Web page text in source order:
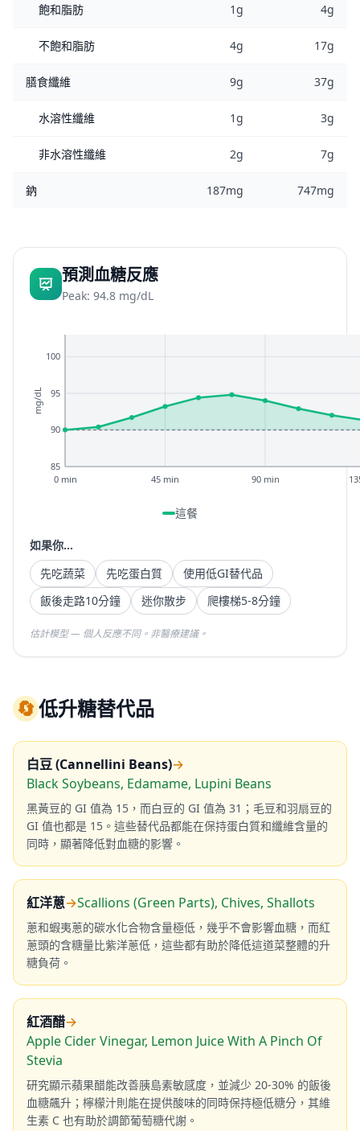
飽和脂肪 1g 4g
不飽和脂肪 4g 17g
膳食纖維 9g 37g
水溶性纖維 1g 3g
非水溶性纖維 2g 7g
鈉 187mg 747mg
預測血糖反應
Peak: 94.8 mg/dL
85
90
95
100
0 min 45 min 90 min
mg/dL
這餐
如果你...
先吃蔬菜
先吃蛋白質
使用低GI替代品
飯後走路10分鐘
迷你散步 爬樓梯5-8分鐘
估計模型 — 個人反應不同。非醫療建議。
🔄低升糖替代品
白豆 (Cannellini Beans)→
Black Soybeans, Edamame, Lupini Beans
黑黃豆的 GI 值為 15，而白豆的 GI 值為 31；毛豆和羽扇豆的
GI 值也都是 15。這些替代品都能在保持蛋白質和纖維含量的
同時，顯著降低對血糖的影響。
紅洋蔥→Scallions (Green Parts), Chives, Shallots
蔥和蝦夷蔥的碳水化合物含量極低，幾乎不會影響血糖，而紅
蔥頭的含糖量比紫洋蔥低，這些都有助於降低這道菜整體的升
糖負荷。
紅酒醋→
Apple Cider Vinegar, Lemon Juice With A Pinch Of
Stevia
研究顯示蘋果醋能改善胰島素敏感度，並減少 20-30% 的飯後
血糖飆升；檸檬汁則能在提供酸味的同時保持極低糖分，其維
生素 C 也有助於調節葡萄糖代謝。